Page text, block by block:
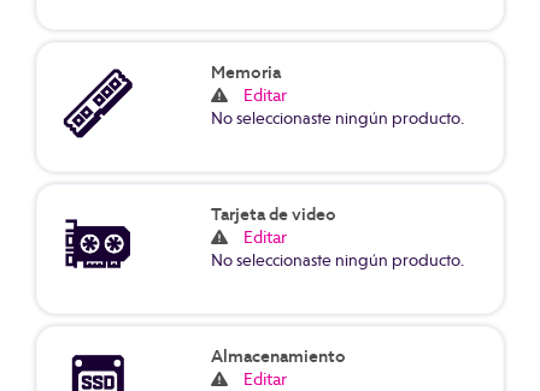
Memoria
Editar
No seleccionaste ningún producto.
Tarjeta de video
Editar
No seleccionaste ningún producto.
Almacenamiento
Editar